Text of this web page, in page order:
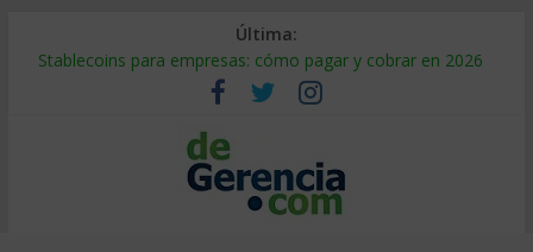
Última:
Stablecoins para empresas: cómo pagar y cobrar en 2026
Despido silencioso: qué es y por qué sale tan caro
IA en selección de personal: cómo auditarla a tiempo
Trabajo forzoso en la cadena de suministro: qué hacer
Mercado hispano de EE. UU.: cómo segmentarlo y venderle